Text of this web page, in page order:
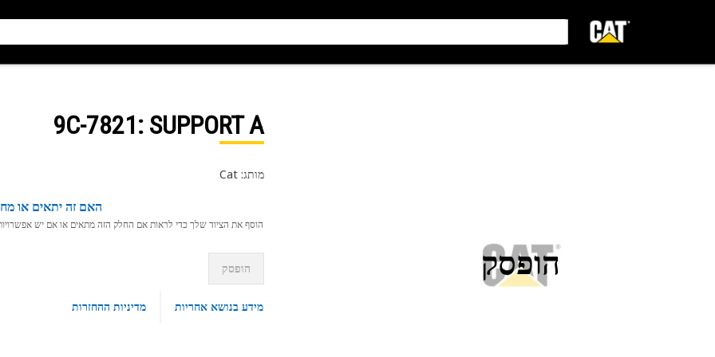
הופסק
9C-7821: SUPPORT A
מותג: Cat
האם זה יתאים או
הוסף את הציוד שלך כדי לראות אם החלק הזה מתאים או אם יש אפשרויות
הופסק
מידע בנושא אחריות מדיניות ההחזרות